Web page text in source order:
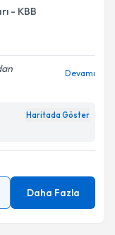
- KBB
Devamı
Haritada Göster
Daha Fazla